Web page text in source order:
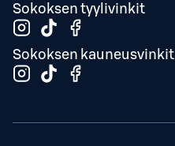
Sokoksen tyylivinkit
Sokoksen kauneusvinkit